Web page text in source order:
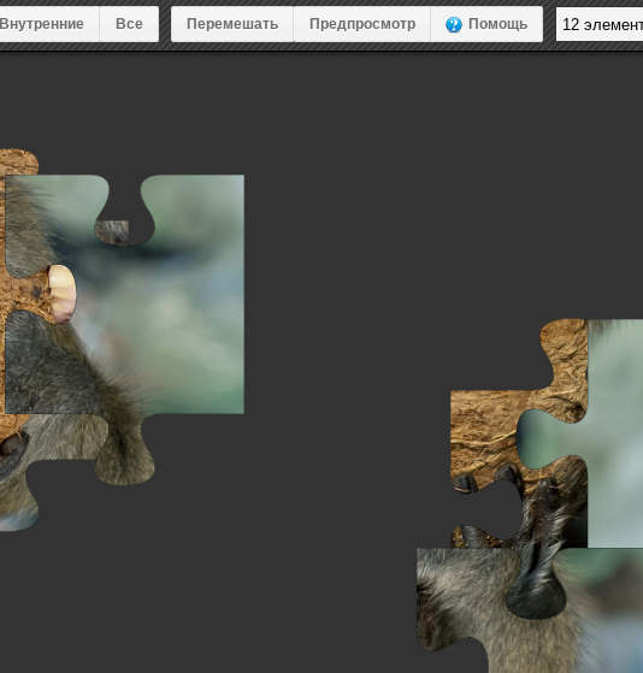
Внутренние Все Перемешать Предпросмотр Помощь